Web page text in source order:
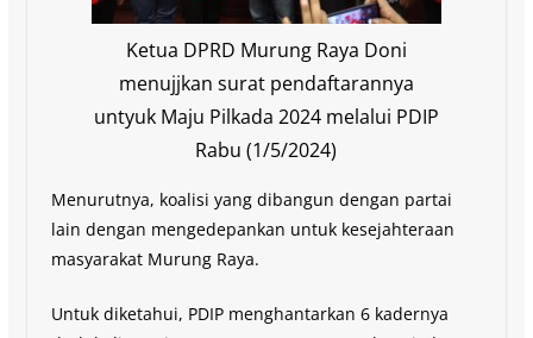
Ketua DPRD Murung Raya Doni
menujjkan surat pendaftarannya
untyuk Maju Pilkada 2024 melalui PDIP
Rabu (1/5/2024)
Menurutnya, koalisi yang dibangun dengan partai
lain dengan mengedepankan untuk kesejahteraan
masyarakat Murung Raya.
Untuk diketahui, PDIP menghantarkan 6 kadernya